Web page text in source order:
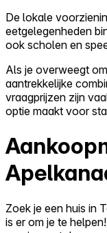
De lokale
eetgelegenheden
ook scholen en
Als je overweegt
aantrekkelijke
vraagprijzen zijn
optie maakt voor
Zoek je een huis in
is er om je te